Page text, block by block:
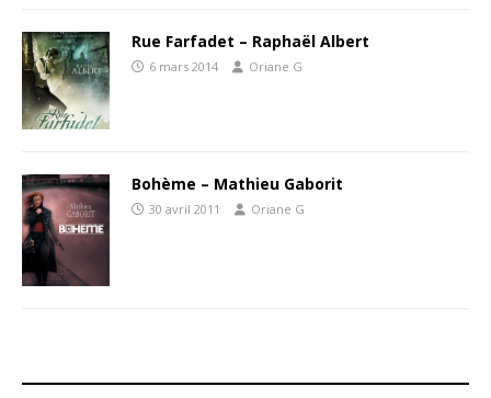
Rue Farfadet – Raphaël Albert
6 mars 2014 Oriane G
Bohème – Mathieu Gaborit
30 avril 2011 Oriane G